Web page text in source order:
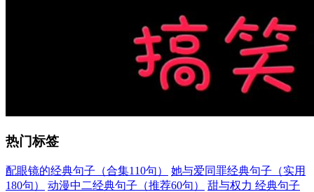
热门标签
配眼镜的经典句子（合集110句）
她与爱同罪经典句子（实用
180句）
动漫中二经典句子（推荐60句）
甜与权力 经典句子